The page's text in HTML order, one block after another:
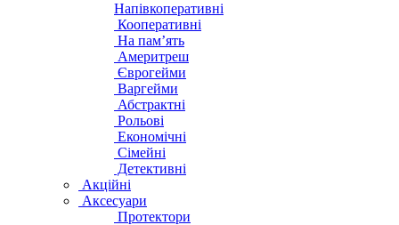
Напівкоперативні
Кооперативні
На пам’ять
Америтреш
Єврогейми
Варгейми
Абстрактні
Рольові
Економічні
Сімейні
Детективні
Акційні
Аксесуари
Протектори